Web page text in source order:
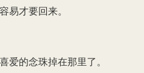
易才要回来。
爱的念珠掉在那里了。